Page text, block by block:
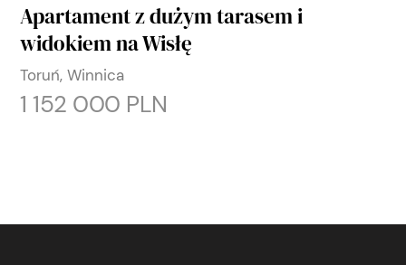
Apartament z dużym tarasem i
widokiem na Wisłę
Toruń, Winnica
1 152 000 PLN